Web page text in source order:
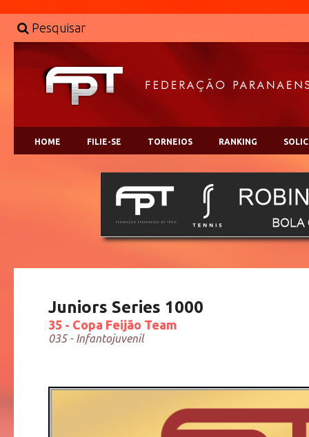
Pesquisar
HOME FILIE-SE TORNEIOS RANKING
Juniors Series 1000
35 - Copa Feijão Team
035 - Infantojuvenil